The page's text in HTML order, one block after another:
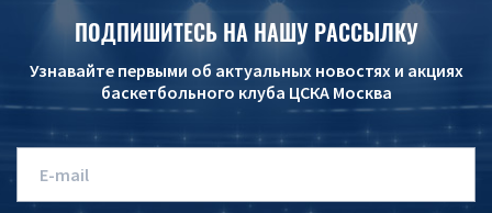
ПОДПИШИТЕСЬ НА НАШУ РАССЫЛКУ
Узнавайте первыми об актуальных новостях и акциях
баскетбольного клуба ЦСКА Москва